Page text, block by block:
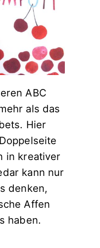
ABC
als das
Hier
in kreativer
kann nur
denken,
Affen
haben.